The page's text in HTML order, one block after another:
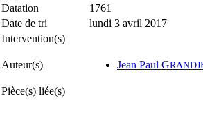
Datation
1761
Date de tri
lundi 3 avril 2017
Intervention(s)
Auteur(s) Jean Paul G
Pièce(s) liée(s)